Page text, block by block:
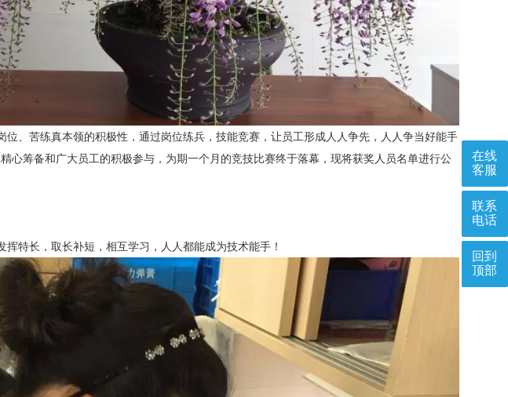
苦练真本领的积极性，通过岗位练兵，技能竞赛，让员工形成人人争先，人人争当好能手
心筹备和广大员工的积极参与，为期一个月的竞技比赛终于落幕，现将获奖人员名单进行公
长，取长补短，相互学习，人人都能成为技术能手！
在线
客服
联系
电话
回到
顶部